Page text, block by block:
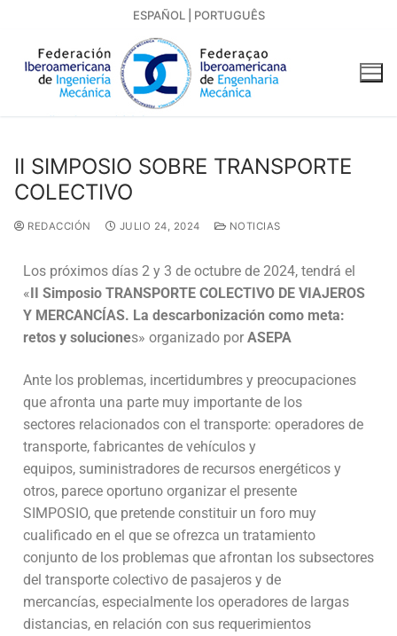
ESPAÑOL PORTUGUÊS
II SIMPOSIO SOBRE TRANSPORTE
COLECTIVO
REDACCIÓN JULIO 24, 2024 NOTICIAS
Los próximos días 2 y 3 de octubre de 2024, tendrá el
«II Simposio TRANSPORTE COLECTIVO DE VIAJEROS
Y MERCANCÍAS. La descarbonización como meta:
retos y soluciones» organizado por ASEPA
Ante los problemas, incertidumbres y preocupaciones
que afronta una parte muy importante de los
sectores relacionados con el transporte: operadores de
transporte, fabricantes de vehículos y
equipos, suministradores de recursos energéticos y
otros, parece oportuno organizar el presente
SIMPOSIO, que pretende constituir un foro muy
cualificado en el que se ofrezca un tratamiento
conjunto de los problemas que afrontan los subsectores
del transporte colectivo de pasajeros y de
mercancías, especialmente los operadores de largas
distancias, en relación con sus requerimientos